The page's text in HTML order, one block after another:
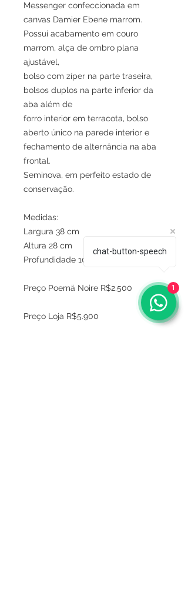
Messenger confeccionada em
canvas Damier Ebene marrom.
Possui acabamento em couro
marrom, alça de ombro plana
ajustável,
bolso com zíper na parte traseira,
bolsos duplos na parte inferior da
aba além de
forro interior em terracota, bolso
aberto único na parede interior e
fechamento de alternância na aba
frontal.
Seminova, em perfeito estado de
conservação.
Medidas:
Largura 38 cm
Altura 28 cm
Profundidade 10 cm
Preço Poemä Noire R$2.500
Preço Loja R$5.900
chat-button-speech
1